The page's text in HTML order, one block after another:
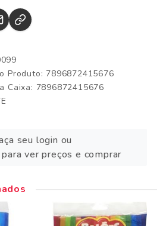
Produto: 7896872415676
Caixa: 7896872415676
seu login ou
ver preços e comprar